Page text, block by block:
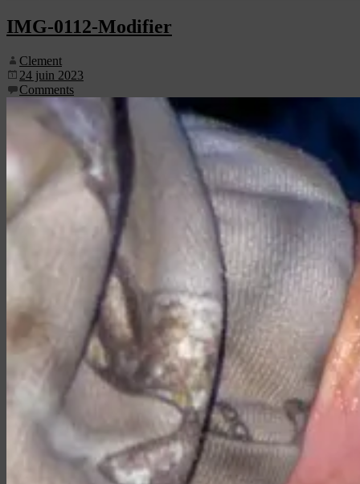
IMG-0112-Modifier
Clement
24 juin 2023
Comments